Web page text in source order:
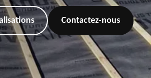
Contactez-nous